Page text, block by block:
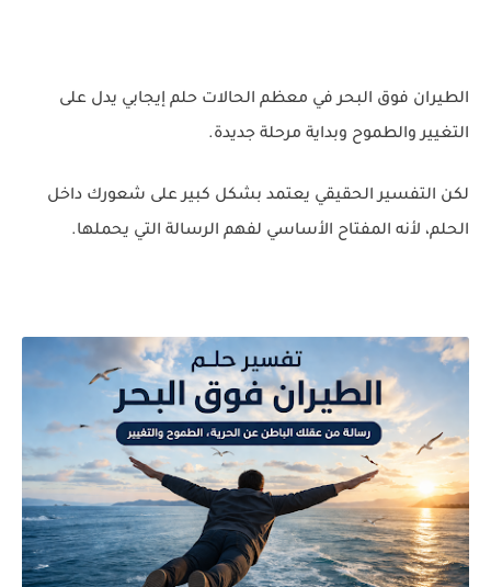
الطيران فوق البحر في معظم الحالات حلم إيجابي يدل على
التغيير والطموح وبداية مرحلة جديدة.
لكن التفسير الحقيقي يعتمد بشكل كبير على شعورك داخل
الحلم، لأنه المفتاح الأساسي لفهم الرسالة التي يحملها.